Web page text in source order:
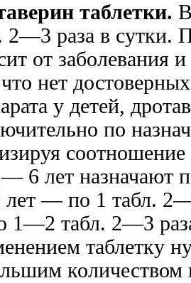
таблетки.
2—3 раза в сутки.
от заболевания
нет
у детей,
по
— 6 лет назначают
— по 1 табл.
табл. 2—3
таблетку
количеством